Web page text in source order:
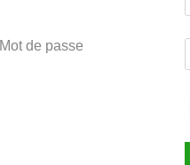
Mot de passe